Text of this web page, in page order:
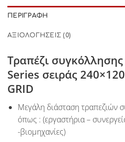
ΠΕΡΙΓΡΑΦΉ
ΑΞΙΟΛΟΓΉΣΕΙΣ (0)
Τραπέζι συγκόλλησης
Series σειράς
GRID
Μεγάλη διάσταση τραπεζιών
όπως : (εργαστήρια –
-βιομηχανίες)